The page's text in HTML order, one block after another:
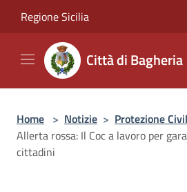
Regione Sicilia
Città di Bagheria
Home > Notizie > Protezione
Allerta rossa: Il Coc a lavoro per
cittadini